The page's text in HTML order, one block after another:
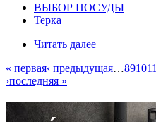
ВЫБОР ПОСУДЫ
Терка
Читать далее
« первая‹ предыдущая…891011
›последняя »